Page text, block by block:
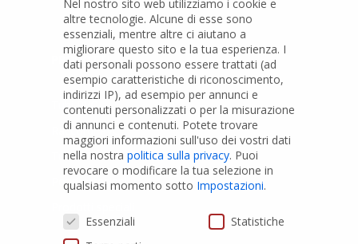
PRODOTTI
Tubi PVC
Raccordi PVC
Tubi e Raccordi in PVC-A
Pozzi Artesiani
Nel nostro sito web utilizziamo i cookie e
altre tecnologie. Alcune di esse sono
essenziali, mentre altre ci aiutano a
migliorare questo sito e la tua esperienza. I
dati personali possono essere trattati (ad
esempio caratteristiche di riconoscimento,
indirizzi IP), ad esempio per annunci e
contenuti personalizzati o per la misurazione
di annunci e contenuti. Potete trovare
maggiori informazioni sull'uso dei vostri dati
nella nostra politica sulla privacy. Puoi
revocare o modificare la tua selezione in
qualsiasi momento sotto Impostazioni.
Preferenze Privacy
Essenziali
Statistiche